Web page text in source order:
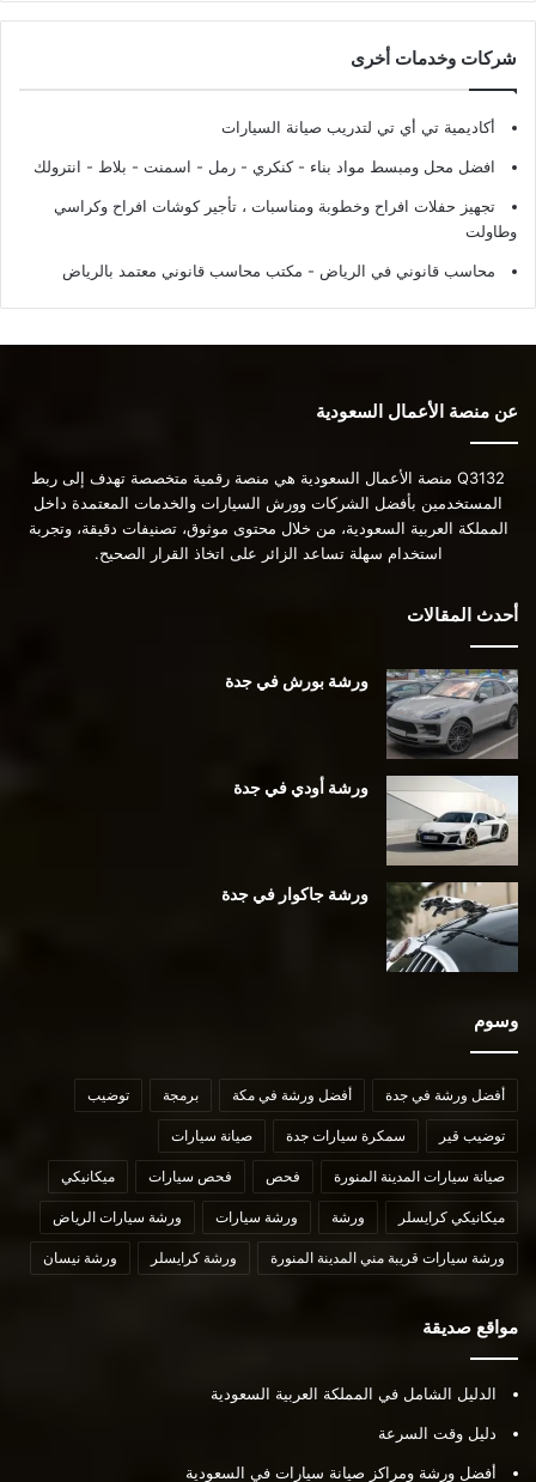
شركات وخدمات أخرى
أكاديمية تي أي تي لتدريب صيانة السيارات
افضل محل ومبسط مواد بناء - كنكري - رمل - اسمنت - بلاط - انترولك
تجهيز حفلات افراح وخطوبة ومناسبات ، تأجير كوشات افراح وكراسي
وطاولت
محاسب قانوني في الرياض - مكتب محاسب قانوني معتمد بالرياض
عن منصة الأعمال السعودية
Q3132 منصة الأعمال السعودية هي منصة رقمية متخصصة تهدف إلى ربط
المستخدمين بأفضل الشركات وورش السيارات والخدمات المعتمدة داخل
المملكة العربية السعودية، من خلال محتوى موثوق، تصنيفات دقيقة، وتجربة
استخدام سهلة تساعد الزائر على اتخاذ القرار الصحيح.
أحدث المقالات
ورشة بورش في جدة
ورشة أودي في جدة
ورشة جاكوار في جدة
وسوم
أفضل ورشة في جدة أفضل ورشة في مكة برمجة توضيب
توضيب قير سمكرة سيارات جدة صيانة سيارات
صيانة سيارات المدينة المنورة فحص فحص سيارات ميكانيكي
ميكانيكي كرايسلر ورشة ورشة سيارات ورشة سيارات الرياض
ورشة سيارات قريبة مني المدينة المنورة ورشة كرايسلر ورشة نيسان
مواقع صديقة
الدليل الشامل في المملكة العربية السعودية
دليل وقت السرعة
أفضل ورشة ومراكز صيانة سيارات في السعودية